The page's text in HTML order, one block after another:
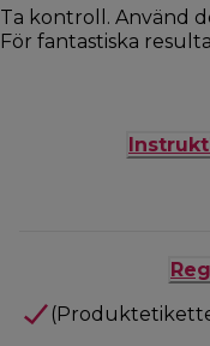
Ta kontroll. Använd
För fantastiska